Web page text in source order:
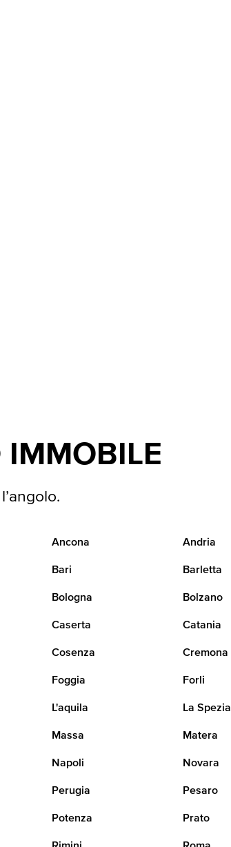
IMMOBILE
Ancona Andria
Bari Barletta
Bologna Bolzano
Caserta Catania
Cosenza Cremona
Foggia Forli
L'aquila La Spezia
Massa Matera
Napoli Novara
Perugia Pesaro
Potenza Prato